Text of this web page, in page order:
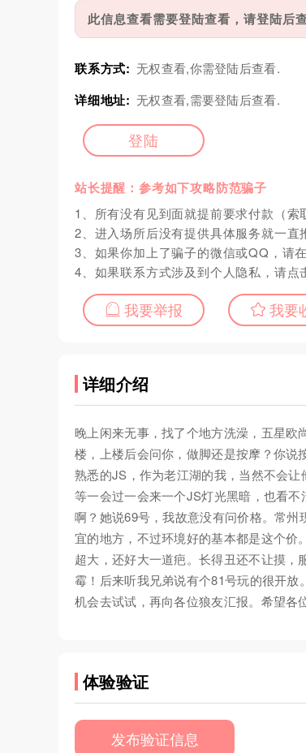
此信息查看需要登陆查看，请登陆后
联系方式: 无权查看,你需登陆后查看.
详细地址: 无权查看,需要登陆后查看.
登陆
站长提醒：参考如下攻略防范骗子
1、所有没有见到面就提前要求付款（索
2、进入场所后没有提供具体服务就一直
3、如果你加上了骗子的微信或QQ，请
4、如果联系方式涉及到个人隐私，请点
我要举报 我要
详细介绍
晚上闲来无事，找了个地方洗澡，五星欧
楼，上楼后会问你，做脚还是按摩？你
熟悉的JS，作为老江湖的我，当然不会让
等一会过一会来一个JS灯光黑暗，也看
啊？她说69号，我故意没有问价格。常
宜的地方，不过环境好的基本都是这个
超大，还好大一道疤。长得丑还不让摸
霉！后来听我兄弟说有个81号玩的很开
机会去试试，再向各位狼友汇报。希望各
体验验证
发布验证信息